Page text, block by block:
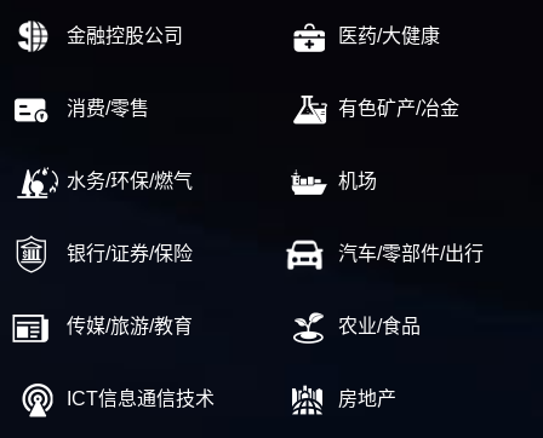
金融控股公司 医药/大健康
消费/零售 有色矿产/冶金
水务/环保/燃气 机场
银行/证券/保险 汽车/零部件/出行
传媒/旅游/教育 农业/食品
ICT信息通信技术 房地产